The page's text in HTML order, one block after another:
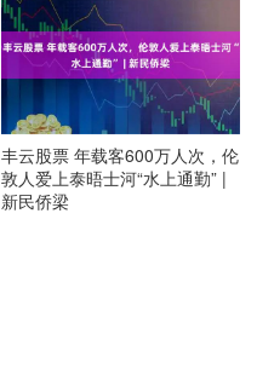
丰云股票 年载客600万人次，伦
敦人爱上泰晤士河“水上通勤” |
新民侨梁